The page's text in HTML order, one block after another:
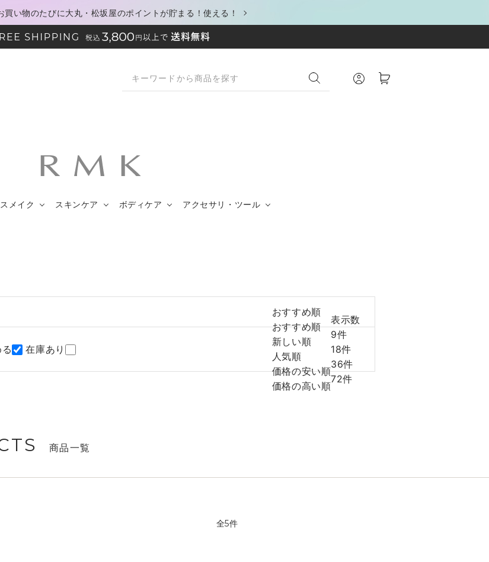
買い物のたびに大丸・松坂屋のポイントが貯まる！使える！
メイク スキンケア ボディケア アクセサリ・ツール
る 在庫あり
おすすめ順
おすすめ順
新しい順
人気順
価格の安い順
価格の高い順
表示数
9件
18件
36件
72件
商品一覧
全5件